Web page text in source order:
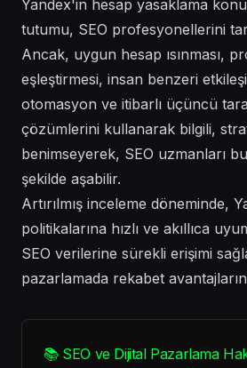
Yandex'in hesap yasaklama
tutumu, SEO profesyonellerini
Ancak, uygun hesap ısınması,
eşleştirmesi, insan benzeri
otomasyon ve itibarlı üçüncü
çözümlerini kullanarak bilgili,
benimseyerek, SEO uzmanları
şekilde aşabilir.
Artırılmış inceleme döneminde,
politikalarına hızlı ve akıllıca
SEO verilerine sürekli erişimi
pazarlamada rekabet
📚 SEO ve Dijital Pazarlama